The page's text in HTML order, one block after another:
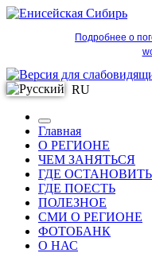
Подробнее о
RU
Главная
О РЕГИОНЕ
ЧЕМ ЗАНЯТЬСЯ
ГДЕ
ГДЕ ПОЕСТЬ
ПОЛЕЗНОЕ
СМИ О РЕГИОНЕ
ФОТОБАНК
О НАС